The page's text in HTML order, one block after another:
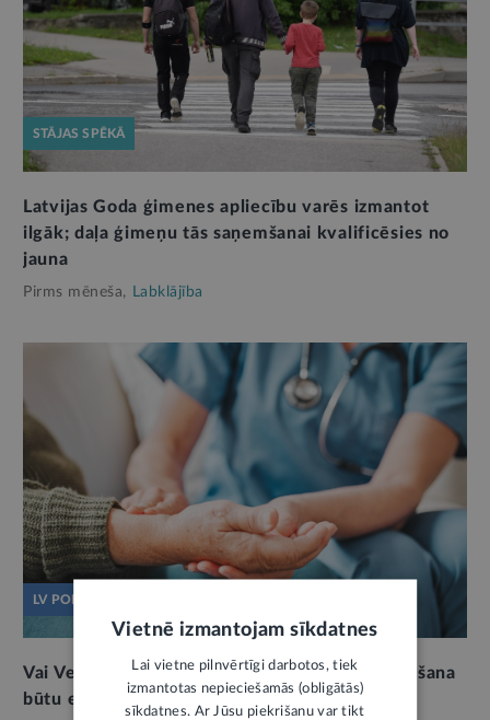
STĀJAS SPĒKĀ
Latvijas Goda ģimenes apliecību varēs izmantot
ilgāk; daļa ģimeņu tās saņemšanai kvalificēsies no
jauna
Pirms mēneša, Labklājība
LV PORTĀLS JAUTĀ
Vai Veselības un Labklājības ministriju apvienošana
būtu efektīvs risinājums
Vietnē izmantojam sīkdatnes
Lai vietne pilnvērtīgi darbotos, tiek
izmantotas nepieciešamās (obligātās)
sīkdatnes. Ar Jūsu piekrišanu var tikt